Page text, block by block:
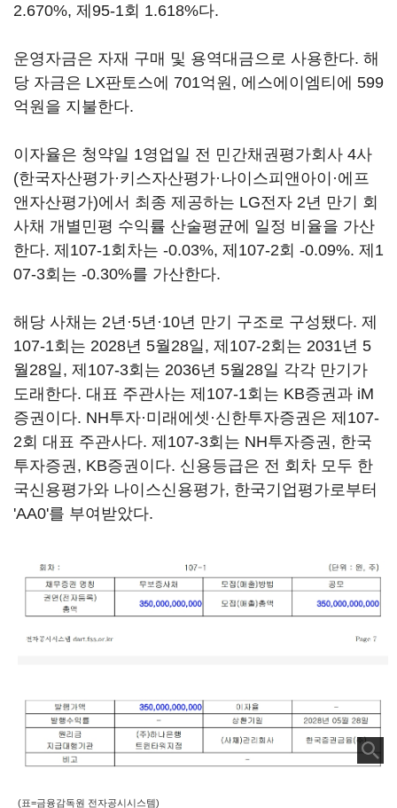
2.670%, 제95-1회 1.618%다.
운영자금은 자재 구매 및 용역대금으로 사용한다. 해
당 자금은 LX판토스에 701억원, 에스에이엠티에 599
억원을 지불한다.
이자율은 청약일 1영업일 전 민간채권평가회사 4사
(한국자산평가·키스자산평가·나이스피앤아이·에프
앤자산평가)에서 최종 제공하는 LG전자 2년 만기 회
사채 개별민평 수익률 산술평균에 일정 비율을 가산
한다. 제107-1회차는 -0.03%, 제107-2회 -0.09%. 제1
07-3회는 -0.30%를 가산한다.
해당 사채는 2년·5년·10년 만기 구조로 구성됐다. 제
107-1회는 2028년 5월28일, 제107-2회는 2031년 5
월28일, 제107-3회는 2036년 5월28일 각각 만기가
도래한다. 대표 주관사는 제107-1회는 KB증권과 iM
증권이다. NH투자·미래에셋·신한투자증권은 제107-
2회 대표 주관사다. 제107-3회는 NH투자증권, 한국
투자증권, KB증권이다. 신용등급은 전 회차 모두 한
국신용평가와 나이스신용평가, 한국기업평가로부터
'AA0'를 부여받았다.
(표=금융감독원 전자공시시스템)